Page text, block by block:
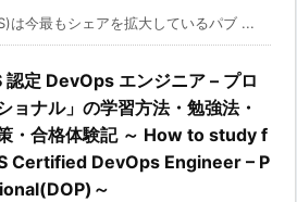
は今最もシェアを拡大しているパブ ...
認定 DevOps エンジニア – プロ
ョナル」の学習方法・勉強法・
・合格体験記 ～ How to study f
Certified DevOps Engineer – P
～